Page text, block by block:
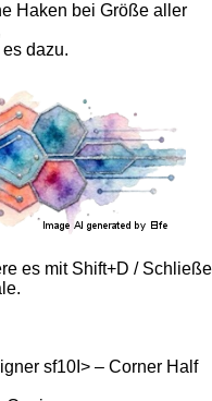
Haken bei Größe aller
dazu.
es mit Shift+D / Schließe
sf10I> – Corner Half